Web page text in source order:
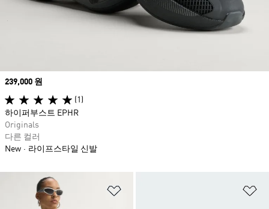
Price
239,000 원
(1)
하이퍼부스트 EPHR
Originals
다른 컬러
New
라이프스타일 신발